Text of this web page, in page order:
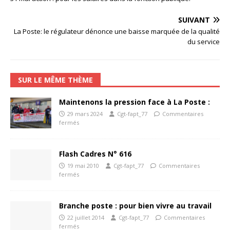
SUIVANT
La Poste: le régulateur dénonce une baisse marquée de la qualité
du service
SUR LE MÊME THÈME
Maintenons la pression face à La Poste :
29 mars 2024 Cgt-fapt_77
Commentaires
fermés
Flash Cadres N° 616
19 mai 2010 Cgt-fapt_77
Commentaires
fermés
Branche poste : pour bien vivre au travail
22 juillet 2014 Cgt-fapt_77
Commentaires
fermés